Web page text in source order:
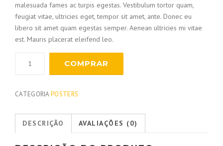
malesuada fames ac turpis egestas. Vestibulum tortor quam,
feugiat vitae, ultricies eget, tempor sit amet, ante. Donec eu
libero sit amet quam egestas semper. Aenean ultricies mi vitae
est. Mauris placerat eleifend leo.
COMPRAR
CATEGORIAPOSTERS
DESCRIÇÃO AVALIAÇÕES (0)